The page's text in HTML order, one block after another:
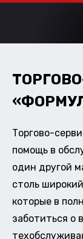
Торгово-
помощь в
один другой
столь
которые в
заботиться о